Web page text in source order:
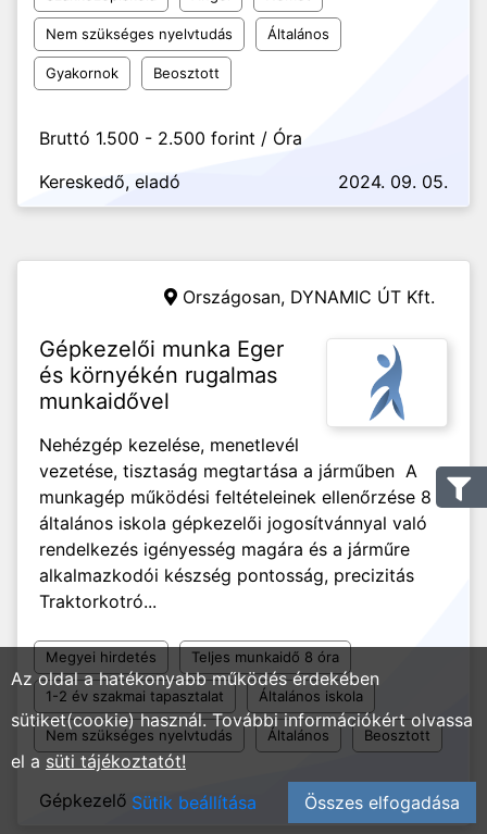
Nem szükséges nyelvtudás Általános
Gyakornok Beosztott
Bruttó 1.500 - 2.500 forint / Óra
Kereskedő, eladó
2024. 09. 05.
Országosan, DYNAMIC ÚT Kft.
Gépkezelői munka Eger
és környékén rugalmas
munkaidővel
Nehézgép kezelése, menetlevél
vezetése, tisztaság megtartása a járműben A
munkagép működési feltételeinek ellenőrzése 8
általános iskola gépkezelői jogosítvánnyal való
rendelkezés igényesség magára és a járműre
alkalmazkodói készség pontosság, precizitás
Traktorkotró...
Megyei hirdetés Teljes munkaidő 8 óra
1-2 év szakmai tapasztalat Általános iskola
Nem szükséges nyelvtudás Általános Beosztott
Gépkezelő 2024. 08. 26.
Az oldal a hatékonyabb működés érdekében
sütiket(cookie) használ. További információkért olvassa
el a süti tájékoztatót!
Sütik beállítása
Összes elfogadása